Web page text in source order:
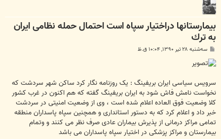
بیمارستانها دراختیار سپاه است احتمال حمله نظامی ایران
به ترك
ت
سه‌شنبه ۲۸ تیر ۱۳۹۰, ۱۰:۰۴ ق.ظ
سرویس سیاسی ایران بریفینگ : یک روزنامه نگار کرد ساکن شهر سردشت که
نخواست نامش فاش شود به ایران بریفینگ گفته که هم اکنون در غرب کشور
کلا وضعیت فوق العاده اعلام شده است ، وی از وضعیت امنیتی در سردشت
خبر داد و اعلام کرد که به دستور استانداری و همچنین سپاه پاسداران منطقه
تمامی مراکز درمانی از پذیرش بیماران عادی صرف نظر می کنند و وتمام
بیمارستان و مراکز پزشکی در اختیار سپاه پاسداران می باشد